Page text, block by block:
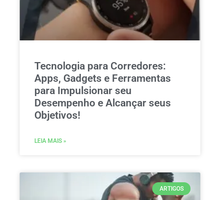
Tecnologia para Corredores:
Apps, Gadgets e Ferramentas
para Impulsionar seu
Desempenho e Alcançar seus
Objetivos!
LEIA MAIS »
ARTIGOS